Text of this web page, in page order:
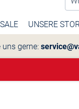
SALE UNSERE
gerne: